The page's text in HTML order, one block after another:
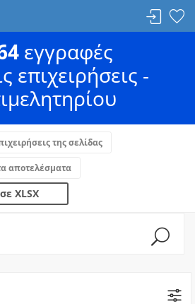
εγγραφές
επιχειρήσεις -
της σελίδας
αποτελέσματα
XLSX